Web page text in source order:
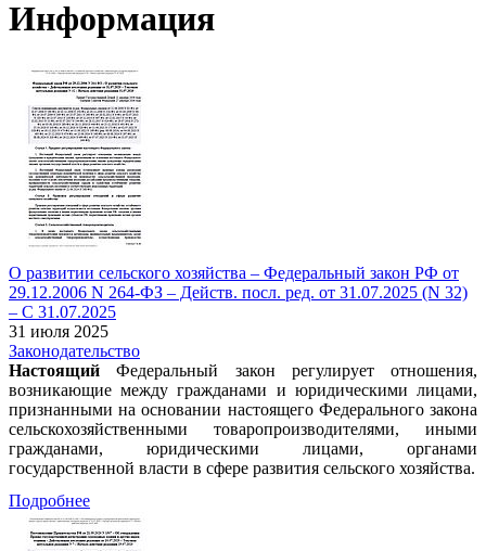
Информация
О развитии сельского хозяйства – Федеральный закон РФ от
29.12.2006 N 264-ФЗ – Действ. посл. ред. от 31.07.2025 (N 32)
– С 31.07.2025
31 июля 2025
Законодательство
Настоящий Федеральный закон регулирует отношения,
возникающие между гражданами и юридическими лицами,
признанными на основании настоящего Федерального закона
сельскохозяйственными товаропроизводителями, иными
гражданами, юридическими лицами, органами
государственной власти в сфере развития сельского хозяйства.
Подробнее